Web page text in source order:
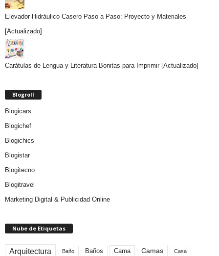
Elevador Hidráulico Casero Paso a Paso: Proyecto y Materiales
[Actualizado]
Carátulas de Lengua y Literatura Bonitas para Imprimir [Actualizado]
Blogroll
Blogicars
Blogichef
Blogichics
Blogistar
Blogitecno
Blogitravel
Marketing Digital & Publicidad Online
Nube de Etiquetas
Arquitectura Baño Baños Cama Camas Casa